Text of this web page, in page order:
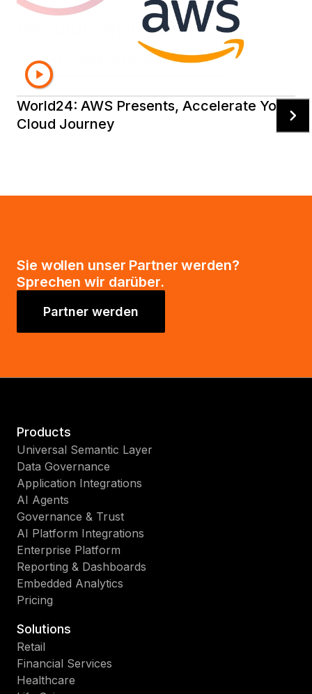
Ressourcen-Gallerie
On-Demand Partner Sessions
World24: AWS Presents, Accelerate Your
Cloud Journey
Sie wollen unser Partner werden?
Sprechen wir darüber.
Partner werden
Products
Universal Semantic Layer
Data Governance
Application Integrations
AI Agents
Governance & Trust
AI Platform Integrations
Enterprise Platform
Reporting & Dashboards
Embedded Analytics
Pricing
Solutions
Retail
Financial Services
Healthcare